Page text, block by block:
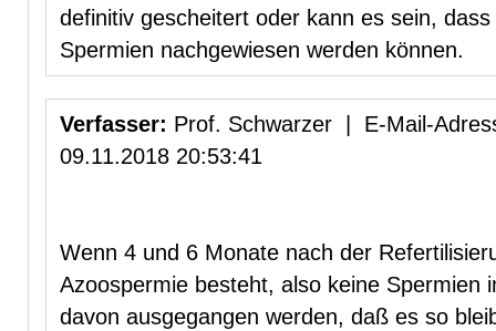
definitiv gescheitert oder kann es sein,
Spermien nachgewiesen werden können.
Verfasser: Prof. Schwarzer | E-Mail-
09.11.2018 20:53:41
Wenn 4 und 6 Monate nach der
Azoospermie besteht, also keine Spermien
davon ausgegangen werden, daß es so